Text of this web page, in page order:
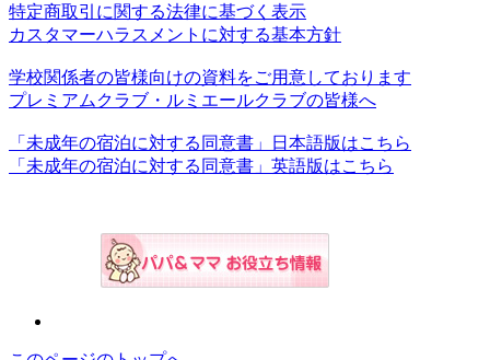
特定商取引に関する法律に基づく表示
カスタマーハラスメントに対する基本方針
学校関係者の皆様向けの資料をご用意しております
プレミアムクラブ・ルミエールクラブの皆様へ
「未成年の宿泊に対する同意書」日本語版はこちら
「未成年の宿泊に対する同意書」英語版はこちら